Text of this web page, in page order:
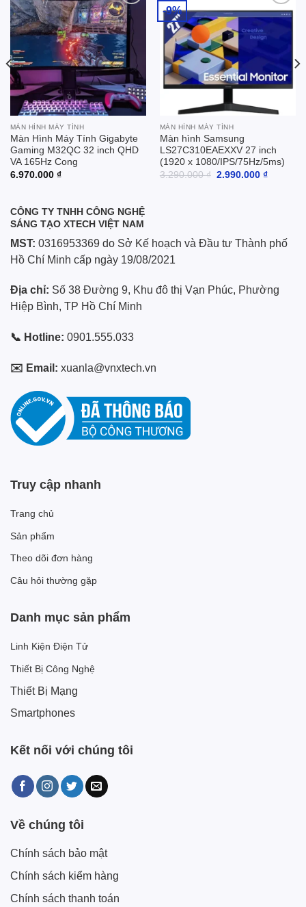
Add to
wishlist
MÀN HÌNH MÁY TÍNH
Màn Hình Máy Tính Gigabyte
Gaming M32QC 32 inch QHD
VA 165Hz Cong
6.970.000 ₫
-9%
Add to
MÀN HÌNH MÁY TÍNH
Màn hình Samsung
LS27C310EAEXXV 27 inch
(1920 x 1080/IPS/75Hz/5ms)
3.290.000₫ Giá
2.990.000 ₫Giá
CÔNG TY TNHH CÔNG NGHỆ
SÁNG TẠO XTECH VIỆT NAM
MST: 0316953369 do Sở Kế hoạch và Đầu tư Thành phố
Hồ Chí Minh cấp ngày 19/08/2021
Địa chỉ: Số 38 Đường 9, Khu đô thị Vạn Phúc, Phường
Hiệp Bình, TP Hồ Chí Minh
📞 Hotline: 0901.555.033
✉️ Email: xuanla@vnxtech.vn
Truy cập nhanh
Trang chủ
Sản phẩm
Theo dõi đơn hàng
Câu hỏi thường gặp
Danh mục sản phẩm
Linh Kiện Điện Tử
Thiết Bị Công Nghệ
Thiết Bị Mạng
Smartphones
Kết nối với chúng tôi
Về chúng tôi
Chính sách bảo mật
Chính sách kiểm hàng
Chính sách thanh toán